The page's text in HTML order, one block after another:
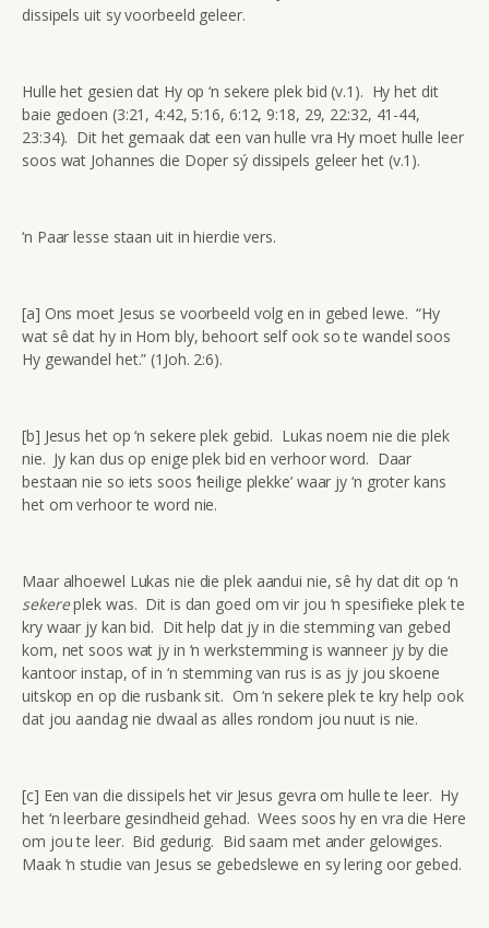
dissipels uit sy voorbeeld geleer.
Hulle het gesien dat Hy op ‘n sekere plek bid (v.1). Hy het dit
baie gedoen (3:21, 4:42, 5:16, 6:12, 9:18, 29, 22:32, 41-44,
23:34). Dit het gemaak dat een van hulle vra Hy moet hulle leer
soos wat Johannes die Doper sý dissipels geleer het (v.1).
‘n Paar lesse staan uit in hierdie vers.
[a] Ons moet Jesus se voorbeeld volg en in gebed lewe. “Hy
wat sê dat hy in Hom bly, behoort self ook so te wandel soos
Hy gewandel het.” (1Joh. 2:6).
[b] Jesus het op ‘n sekere plek gebid. Lukas noem nie die plek
nie. Jy kan dus op enige plek bid en verhoor word. Daar
bestaan nie so iets soos ‘heilige plekke’ waar jy ‘n groter kans
het om verhoor te word nie.
Maar alhoewel Lukas nie die plek aandui nie, sê hy dat dit op ‘n
sekereplek was. Dit is dan goed om vir jou ‘n spesifieke plek te
kry waar jy kan bid. Dit help dat jy in die stemming van gebed
kom, net soos wat jy in ‘n werkstemming is wanneer jy by die
kantoor instap, of in ‘n stemming van rus is as jy jou skoene
uitskop en op die rusbank sit. Om ‘n sekere plek te kry help ook
dat jou aandag nie dwaal as alles rondom jou nuut is nie.
[c] Een van die dissipels het vir Jesus gevra om hulle te leer. Hy
het ‘n leerbare gesindheid gehad. Wees soos hy en vra die Here
om jou te leer. Bid gedurig. Bid saam met ander gelowiges.
Maak ‘n studie van Jesus se gebedslewe en sy lering oor gebed.